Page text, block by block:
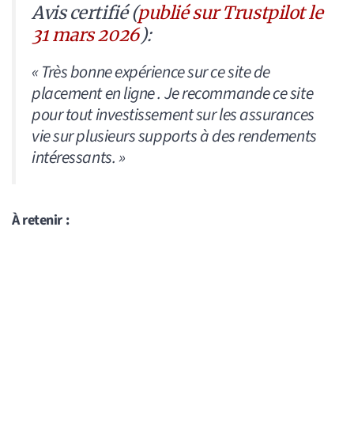
Avis certifié (publié sur Trustpilot le
31 mars 2026):
« Très bonne expérience sur ce site de
placement en ligne . Je recommande ce site
pour tout investissement sur les assurances
vie sur plusieurs supports à des rendements
intéressants. »
À retenir :